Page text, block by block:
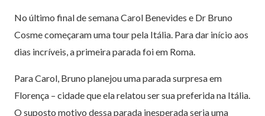
No último final de semana Carol Benevides e Dr Bruno
Cosme começaram uma tour pela Itália. Para dar início aos
dias incríveis, a primeira parada foi em Roma.
Para Carol, Bruno planejou uma parada surpresa em
Florença – cidade que ela relatou ser sua preferida na Itália.
O suposto motivo dessa parada inesperada seria uma